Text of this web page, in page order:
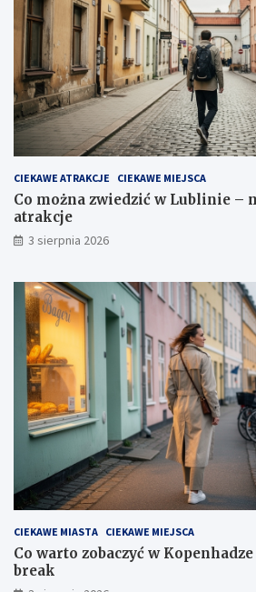
CIEKAWE ATRAKCJE CIEKAWE MIEJSCA
Co można zwiedzić w Lublinie –
atrakcje
3 sierpnia 2026
CIEKAWE MIASTA CIEKAWE MIEJSCA
Co warto zobaczyć w
break